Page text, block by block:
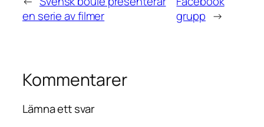
en serie av filmer
grupp →
Kommentarer
Lämna ett svar